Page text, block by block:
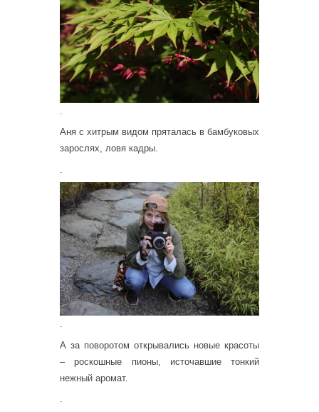
Аня с хитрым видом пряталась в бамбуковых
зарослях, ловя кадры.
.
А за поворотом открывались новые красоты
– роскошные пионы, источавшие тонкий
нежный аромат.
.